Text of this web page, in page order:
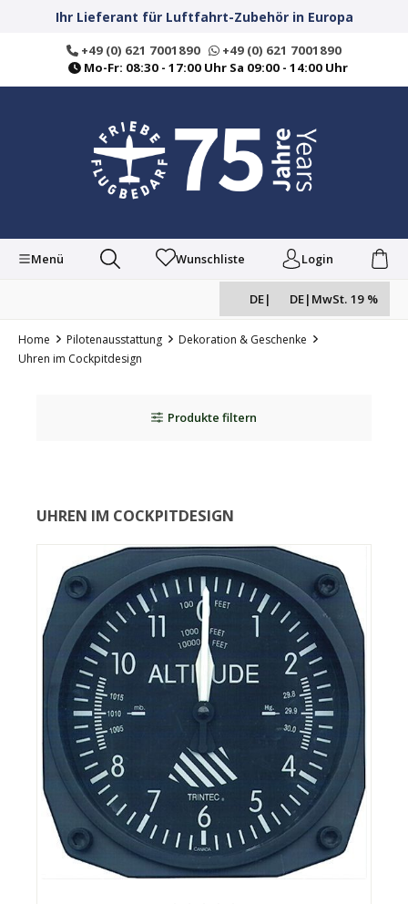
springenIhr Lieferant für Luftfahrt-Zubehör in Europa
+49 (0) 621 7001890
+49 (0) 621 7001890
Mo-Fr: 08:30 - 17:00 Uhr Sa 09:00 - 14:00 Uhr
Menü Wunschliste Login
DE| DE| MwSt. 19 %
Home Pilotenausstattung
Dekoration & Geschenke
Uhren im Cockpitdesign
Produkte filtern
UHREN IM COCKPITDESIGN